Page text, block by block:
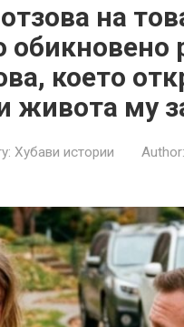
на
което
му
Хубави истории Author: